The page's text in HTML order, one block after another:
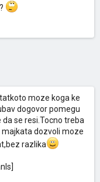
moze koga ke
dogovor pomegu
se resi.Tocno treba
majkata dozvoli moze
razlika